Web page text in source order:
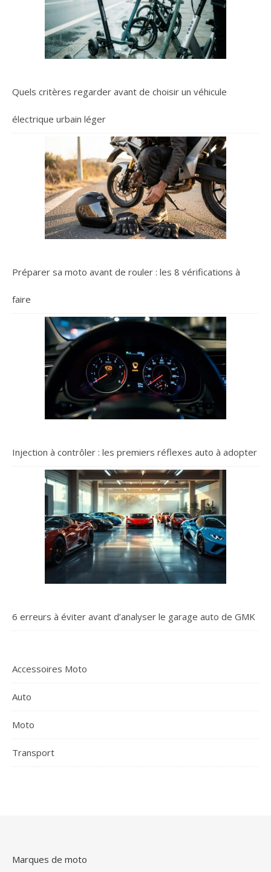
Quels critères regarder avant de choisir un véhicule
électrique urbain léger
Préparer sa moto avant de rouler : les 8 vérifications à
faire
Injection à contrôler : les premiers réflexes auto à adopter
6 erreurs à éviter avant d’analyser le garage auto de GMK
Accessoires Moto
Auto
Moto
Transport
Marques de moto